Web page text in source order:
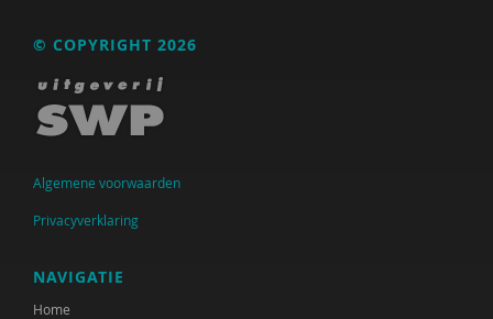
© COPYRIGHT 2026
Algemene voorwaarden
Privacyverklaring
NAVIGATIE
Home